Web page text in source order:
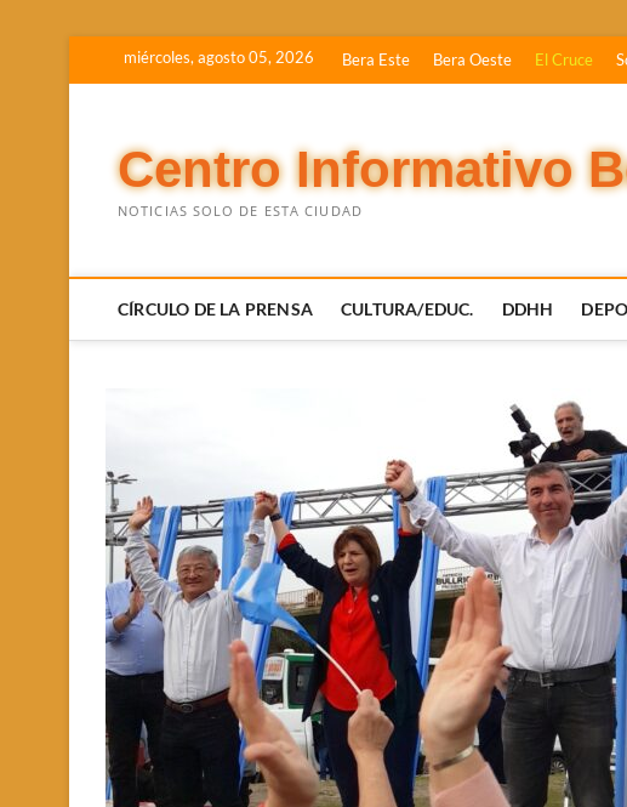
miércoles, agosto 05, 2026 Bera Este Bera Oeste El Cruce
Centro Informativo
NOTICIAS SOLO DE ESTA CIUDAD
CÍRCULO DE LA PRENSA CULTURA/EDUC. DDHH